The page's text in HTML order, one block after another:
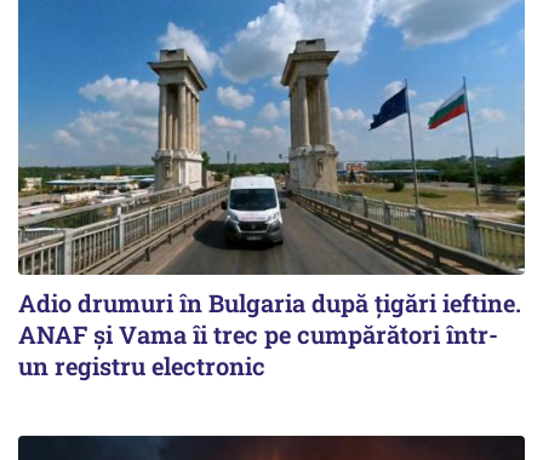
Adio drumuri în Bulgaria după țigări ieftine.
ANAF și Vama îi trec pe cumpărători într-
un registru electronic